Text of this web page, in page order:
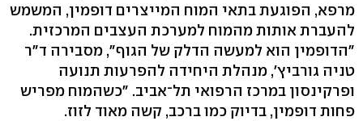
מרפא, הפוגעת בתאי המוח המייצרים דופמין, המשמש
להעברת אותות מהמוח למערכת העצבים המרכזית.
"הדופמין הוא למעשה הדלק של הגוף", מסבירה ד"ר
טניה גורביץ', מנהלת היחידה להפרעות תנועה
ופרקינסון במרכז הרפואי תל־אביב. "כשהמוח מפריש
פחות דופמין, בדיוק כמו ברכב, קשה מאוד לזוז.